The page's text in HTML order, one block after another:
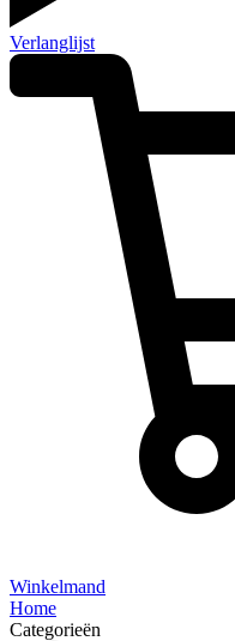
Verlanglijst
Winkelmand
Home
Categorieën